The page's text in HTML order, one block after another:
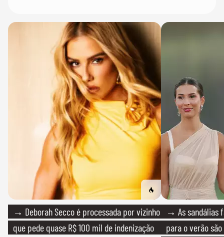
→ Deborah Secco é processada por vizinho
que pede quase R$ 100 mil de indenização
→ As sandálias
para o verão